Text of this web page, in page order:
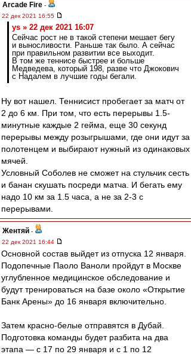
Arcade Fire -
22 дек 2021 16:55
ys » 22 дек 2021 16:07
Сейчас рост не в такой степени мешает бегу
и выносливости. Раньше так было. А сейчас
при правильном развитии все выходит.
В том же теннисе быстрее и больше
Медведева, который 198, разве что Джокович
с Надалем в лучшие годы бегали.
Ну вот нашел. Теннисист пробегает за матч от
2 до 6 км. При том, что есть перерывы 1.5-
минутные каждые 2 гейма, еще 30 секунд
перерывы между розыгрышами, где они идут за
полотенцем и выбирают нужный из одинаковых
мячей.
Условный Соболев не сможет на стульчик сесть
и банан скушать посреди матча. И бегать ему
надо 10 км за 1.5 часа, а не за 2-3 с
перерывами.
Жентяй -
22 дек 2021 16:44
Основной состав выйдет из отпуска 12 января.
Подопечные Паоло Ваноли пройдут в Москве
углубленное медицинское обследование и
будут тренироваться на базе около «Открытие
Банк Арены» до 16 января включительно.
Затем красно-белые отправятся в Дубай.
Подготовка команды будет разбита на два
этапа — с 17 по 29 января и с 1 по 12